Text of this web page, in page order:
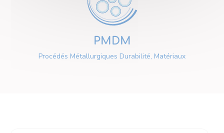
PMDM
Procédés Métallurgiques Durabilité, Matériaux